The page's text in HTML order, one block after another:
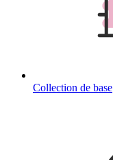
Collection de base